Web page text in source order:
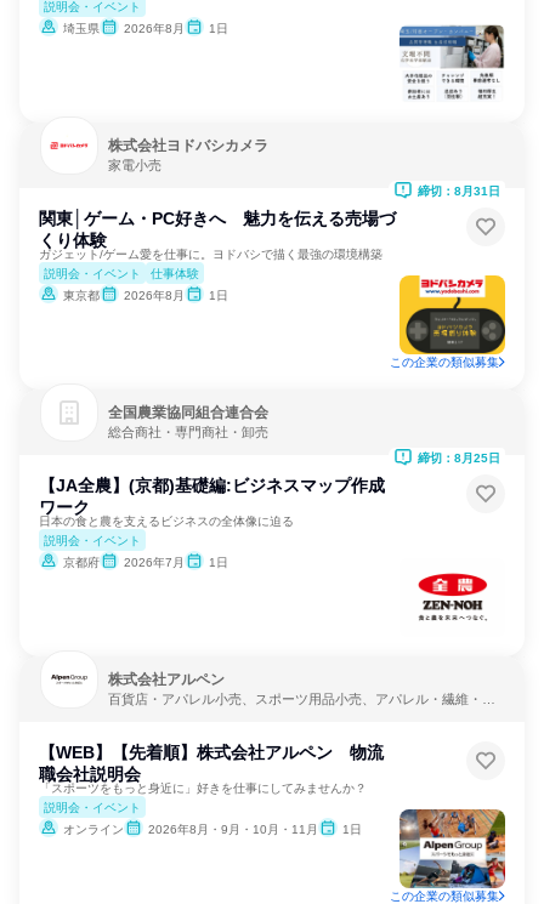
説明会・イベント
埼玉県
2026年8月 1日
株式会社ヨドバシカメラ
家電小売
関東│ゲーム・PC好きへ 魅力を伝える売場づ
くり体験
ガジェット/ゲーム愛を仕事に。ヨドバシで描く最強の環境構築
説明会・イベント
仕事体験
東京都
2026年8月 1日
締切：8月31日
この企業の類似募集
全国農業協同組合連合会
総合商社・専門商社・卸売
【JA全農】(京都)基礎編:ビジネスマップ作成
ワーク
日本の食と農を支えるビジネスの全体像に迫る
説明会・イベント
京都府
2026年7月 1日
締切：8月25日
株式会社アルペン
百貨店・アパレル小売、スポーツ用品小売、アパレル・繊維・ス
【WEB】【先着順】株式会社アルペン 物流
職会社説明会
「スポーツをもっと身近に」好きを仕事にしてみませんか？
説明会・イベント
オンライン
2026年8月・9月・10月・11月 1日
この企業の類似募集